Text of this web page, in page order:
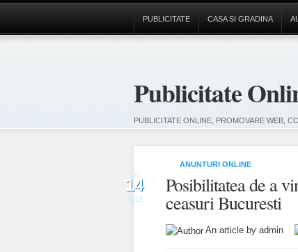
Publicitate
PUBLICITATE ONLINE, PROMOVARE WEB,
PUBLICITATE CASA SI GRADINA
ian.
14
2015
ANUNTURI ONLINE
Posibilitatea de a
ceasuri Bucuresti
An article by admin